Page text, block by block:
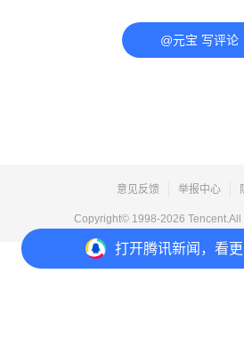
打开腾讯新闻，看
@元宝 写评论
意见反馈 举报中心
Copyright© 1998-2026